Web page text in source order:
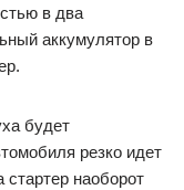
в два
аккумулятор в
будет
резко идет
стартер наоборот